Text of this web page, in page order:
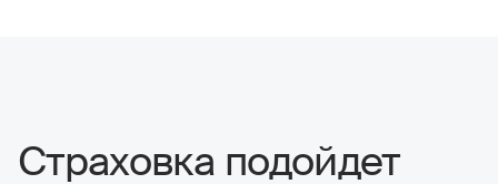
Страховка подойдет